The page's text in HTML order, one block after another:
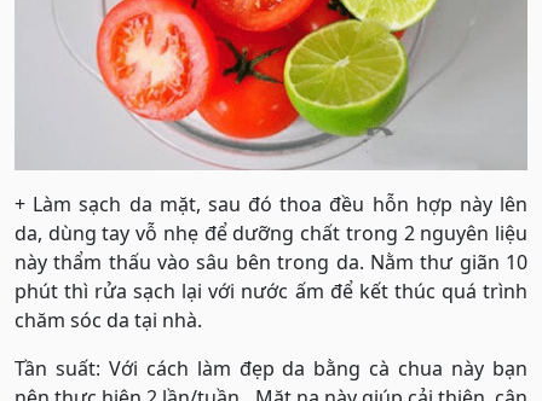
+ Làm sạch da mặt, sau đó thoa đều hỗn hợp này lên
da, dùng tay vỗ nhẹ để dưỡng chất trong 2 nguyên liệu
này thẩm thấu vào sâu bên trong da. Nằm thư giãn 10
phút thì rửa sạch lại với nước ấm để kết thúc quá trình
chăm sóc da tại nhà.
Tần suất: Với cách làm đẹp da bằng cà chua này bạn